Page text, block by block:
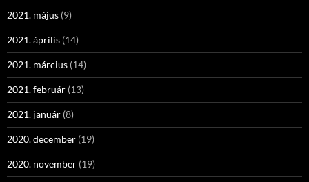
2021. május (9)
2021. április (14)
2021. március (14)
2021. február (13)
2021. január (8)
2020. december (19)
2020. november (19)